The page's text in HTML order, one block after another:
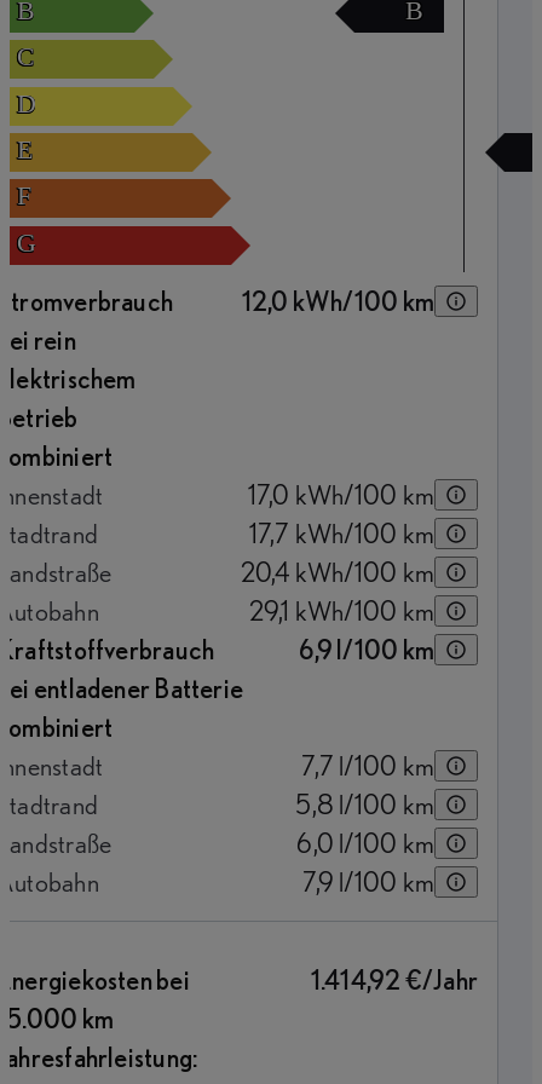
B
C
D
E
F
G
B
rein
12,0 kWh/100 km
17,0 kWh/100 km
17,7 kWh/100 km
20,4 kWh/100 km
29,1 kWh/100 km
entladener Batterie
6,9l/100 km
7,7 l/100 km
5,8 l/100 km
6,0 l/100 km
7,9 l/100 km
bei
km
1.414,92 €/Jahr